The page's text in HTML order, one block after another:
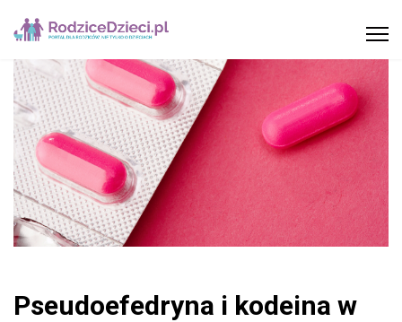
Pseudoefedryna i kodeina w